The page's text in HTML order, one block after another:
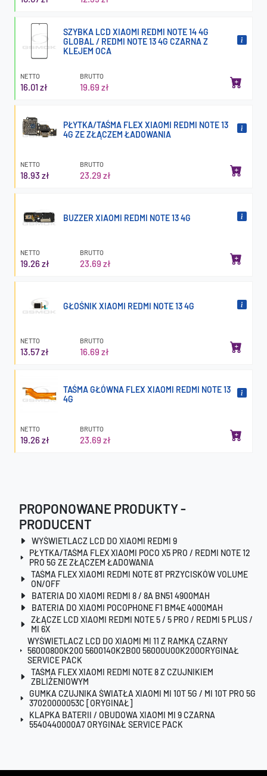
SZYBKA LCD XIAOMI REDMI NOTE 14 4G
GLOBAL / REDMI NOTE 13 4G CZARNA Z
KLEJEM OCA
NETTO
16.01 zł
BRUTTO
19.69 zł
PŁYTKA/TAŚMA FLEX XIAOMI REDMI NOTE 13
4G ZE ZŁĄCZEM ŁADOWANIA
NETTO
18.93 zł
BRUTTO
23.29 zł
BUZZER XIAOMI REDMI NOTE 13 4G
NETTO
19.26 zł
BRUTTO
23.69 zł
GŁOŚNIK XIAOMI REDMI NOTE 13 4G
NETTO
13.57 zł
BRUTTO
16.69 zł
TAŚMA GŁÓWNA FLEX XIAOMI REDMI NOTE 13
4G
NETTO
19.26 zł
BRUTTO
23.69 zł
PROPONOWANE PRODUKTY -
PRODUCENT
WYŚWIETLACZ LCD DO XIAOMI REDMI 9
PŁYTKA/TAŚMA FLEX XIAOMI POCO X5 PRO / REDMI NOTE 12
PRO 5G ZE ZŁĄCZEM ŁADOWANIA
TAŚMA FLEX XIAOMI REDMI NOTE 8T PRZYCISKÓW VOLUME
ON/OFF
BATERIA DO XIAOMI REDMI 8 / 8A BN51 4900MAH
BATERIA DO XIAOMI POCOPHONE F1 BM4E 4000MAH
ZŁĄCZE LCD XIAOMI REDMI NOTE 5 / 5 PRO / REDMI 5 PLUS /
MI 6X
WYŚWIETLACZ LCD DO XIAOMI MI 11 Z RAMKĄ CZARNY
56000800K200 5600140K2B00 56000U00K200ORYGINAŁ
SERVICE PACK
TAŚMA FLEX XIAOMI REDMI NOTE 8 Z CZUJNIKIEM
ZBLIŻENIOWYM
GUMKA CZUJNIKA ŚWIATŁA XIAOMI MI 10T 5G / MI 10T PRO 5G
37020000053C [ORYGINAŁ]
KLAPKA BATERII / OBUDOWA XIAOMI MI 9 CZARNA
5540440000A7 ORYGINAŁ SERVICE PACK